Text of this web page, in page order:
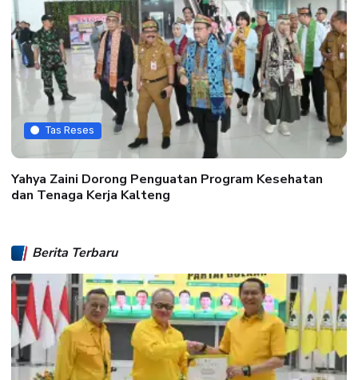
Tas Reses
Yahya Zaini Dorong Penguatan Program Kesehatan
dan Tenaga Kerja Kalteng
Berita Terbaru